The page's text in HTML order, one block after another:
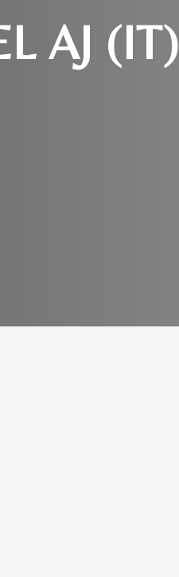
AJ (IT)